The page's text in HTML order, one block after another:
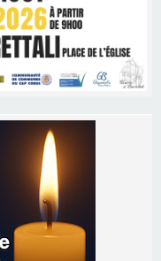
à Cruculi le